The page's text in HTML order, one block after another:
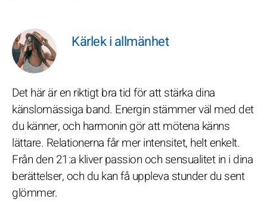
Kärlek i allmänhet
Det här är en riktigt bra tid för att stärka dina
känslomässiga band. Energin stämmer väl med det
du känner, och harmonin gör att mötena känns
lättare. Relationerna får mer intensitet, helt enkelt.
Från den 21:a kliver passion och sensualitet in i dina
berättelser, och du kan få uppleva stunder du sent
glömmer.